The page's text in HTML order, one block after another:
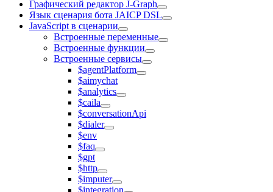
Графический редактор J‑Graph
Язык сценария бота JAICP DSL
JavaScript в сценарии
Встроенные переменные
Встроенные функции
Встроенные сервисы
$agentPlatform
$aimychat
$analytics
$caila
$conversationApi
$dialer
$env
$faq
$gpt
$http
$imputer
$integration